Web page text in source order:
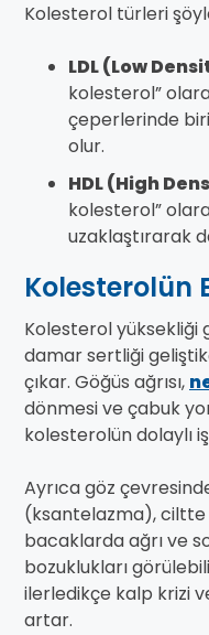
Kolesterol türleri
LDL (Low
kolesterol”
çeperlerinde
olur.
HDL (High
kolesterol”
uzaklaştırarak
Kolesterolün
Kolesterol yüksekliği
damar sertliği
çıkar. Göğüs ağrısı,
dönmesi ve çabuk
kolesterolün dolaylı
Ayrıca göz
(ksantelazma), ciltte
bacaklarda ağrı ve
bozuklukları
ilerledikçe kalp krizi
artar.